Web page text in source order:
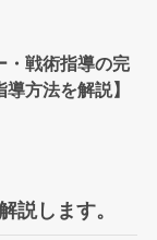
・戦術指導の完
方法を解説】
説します。